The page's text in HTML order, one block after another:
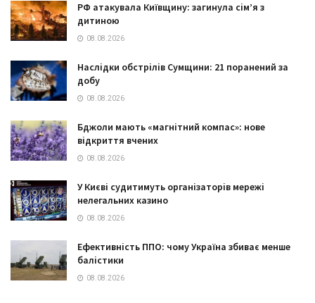
РФ атакувала Київщину: загинула сім’я з
дитиною
08.08.2026
Наслідки обстрілів Сумщини: 21 поранений за
добу
08.08.2026
Бджоли мають «магнітний компас»: нове
відкриття вчених
08.08.2026
У Києві судитимуть організаторів мережі
нелегальних казино
08.08.2026
Ефективність ППО: чому Україна збиває менше
балістики
08.08.2026